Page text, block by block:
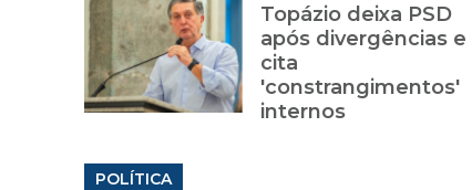
Topázio deixa PSD
após divergências e
cita
'constrangimentos'
internos
POLÍTICA